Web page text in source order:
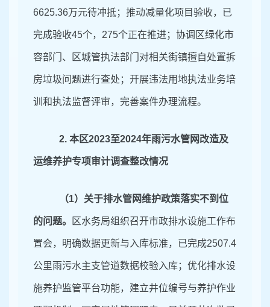
6625.36万元待冲抵；推动减量化项目验收，已
完成验收45个， 275个正在推进；协调区绿化市
容部门、区城管执法部门对相关街镇擅自处置拆
房垃圾问题进行查处；开展违法用地执法业务培
训和执法监督评审，完善案件办理流程。
2. 本区2023至2024年雨污水管网改造及
运维养护专项审计调查整改情况
（1）关于排水管网维护政策落实不到位
的问题。 区水务局组织召开市政排水设施工作布
置会，明确数据更新与入库标准，已完成2507.4
公里雨污水主支管道数据校验入库；优化排水设
施养护监管平台功能，建立井位编号与养护作业